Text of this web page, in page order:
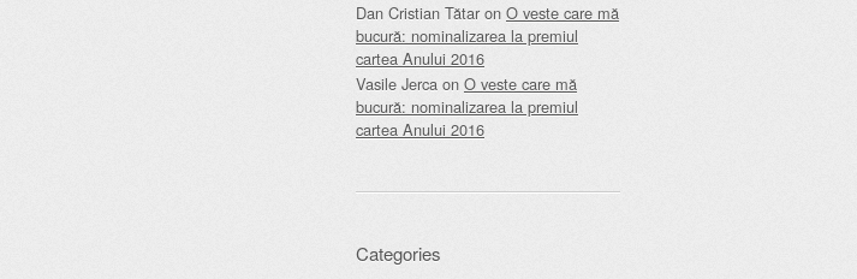
Dan Cristian Tătar on O veste care mă
bucură: nominalizarea la premiul
cartea Anului 2016
Vasile Jerca on O veste care mă
bucură: nominalizarea la premiul
cartea Anului 2016
Categories